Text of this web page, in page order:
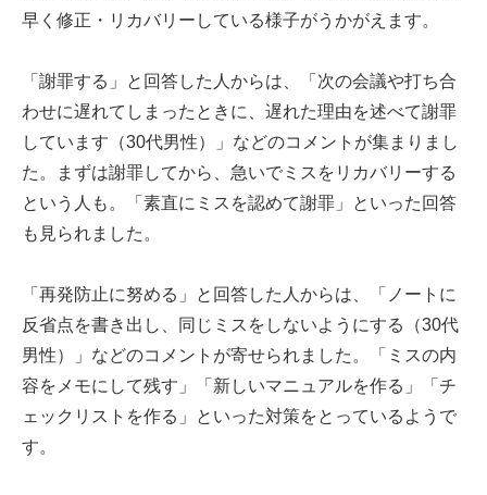
早く修正・リカバリーしている様子がうかがえます。
「謝罪する」と回答した人からは、「次の会議や打ち合
わせに遅れてしまったときに、遅れた理由を述べて謝罪
しています（30代男性）」などのコメントが集まりまし
た。まずは謝罪してから、急いでミスをリカバリーする
という人も。「素直にミスを認めて謝罪」といった回答
も見られました。
「再発防止に努める」と回答した人からは、「ノートに
反省点を書き出し、同じミスをしないようにする（30代
男性）」などのコメントが寄せられました。「ミスの内
容をメモにして残す」「新しいマニュアルを作る」「チ
ェックリストを作る」といった対策をとっているようで
す。